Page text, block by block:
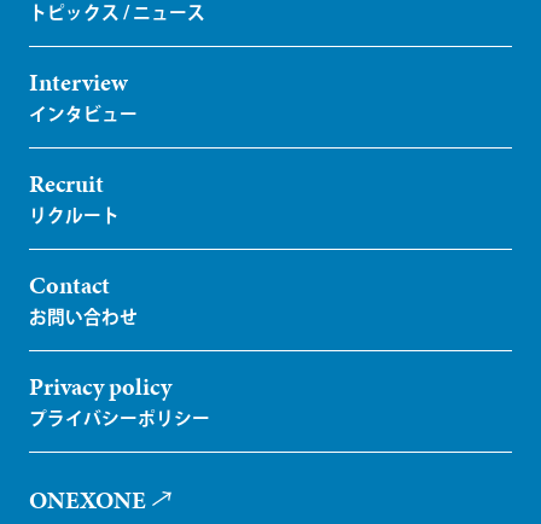
Interview
Recruit
Contact
Privacy policy
ONEXONE